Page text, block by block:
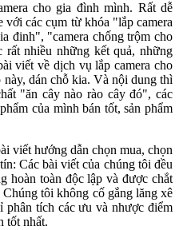
cho gia đình mình. Rất dễ
với các cụm từ khóa "lắp camera
đinh", "camera chống trộm cho
rất nhiều những kết quả, những
viết về dịch vụ lắp camera cho
dán chỗ kia. Và nội dung thì
"ăn cây nào rào cây đó", các
của mình bán tốt, sản phẩm
viết hướng dẫn chọn mua, chọn
Các bài viết của chúng tôi đều
hoàn toàn độc lập và được chắt
tôi không cố gắng lăng xê
phân tích các ưu và nhược điểm
tốt nhất.